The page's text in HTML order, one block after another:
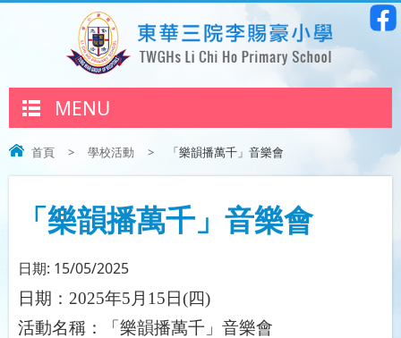
MENU
首頁 > 學校活動 > 「樂韻播萬千」音樂會
「樂韻播萬千」音樂會
日期: 15/05/2025
日期： 2025年5 月 15日(四)
活動名稱：「樂韻播萬千」音樂會